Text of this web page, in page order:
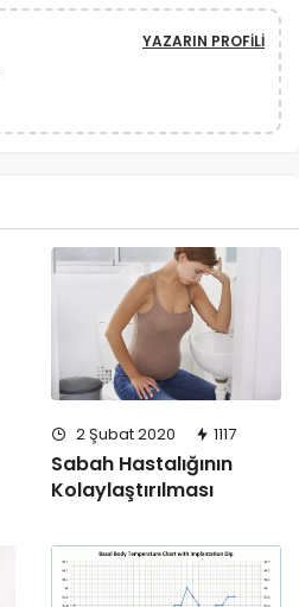
YAZARIN PROFILI
2 Şubat 2020 1117
Sabah Hastalığının
Kolaylaştırılması